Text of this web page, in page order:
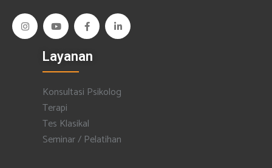
Layanan
Konsultasi Psikolog
Terapi
Tes Klasikal
Seminar / Pelatihan